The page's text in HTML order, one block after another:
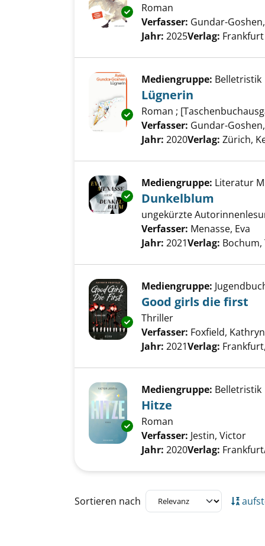
Exemplar-Details von
Roman
Verfasser: Gundar-
Jahr: 2025Verlag:
Exemplar-Details von Lügnerin
Mediengruppe: Belletristik
Lügnerin
Roman ;
Verfasser: Gundar-
Jahr: 2020Verlag: Zürich,
Exemplar-Details von
Mediengruppe: Literatur
Dunkelblum
ungekürzte
Verfasser: Menasse, Eva
Jahr: 2021Verlag: Bochum,
Exemplar-Details von Good
Mediengruppe:
Good girls die first
Thriller
Verfasser: Foxfield, Kathryn
Jahr: 2021Verlag:
Exemplar-Details von Hitze
Mediengruppe: Belletristik
Hitze
Roman
Verfasser: Jestin, Victor
Jahr: 2020Verlag:
Zu den Suchfiltern springen
Sortieren nach